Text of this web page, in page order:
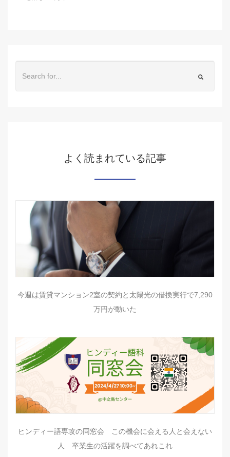
よく読まれている記事
今週は賃貸マンション2室の契約と太陽光の借換実行で7,290
万円が動いた
ヒンディー語専攻の同窓会 この機会に会える人と会えない
人 卒業生の活躍を調べてあれこれ